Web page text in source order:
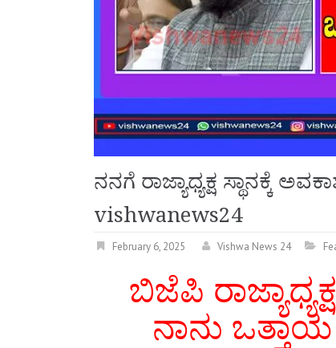
ನನಗೆ ರಾಜ್ಯಾಧ್ಯಕ್ಷ ಸ್ಥಾನಕ್ಕೆ
vishwanews24
February 6, 2025 Vishwa News 24
ಬಿಜೆಪಿ
ನಾನು